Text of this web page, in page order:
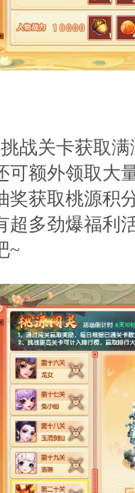
战关卡获取
可额外领取大
奖获取桃源积
超多劲爆福利
~